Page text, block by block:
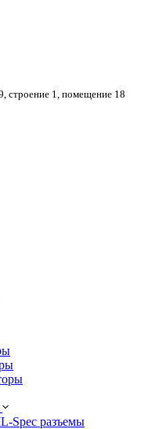
строение 1, помещение 18
Spec разъемы